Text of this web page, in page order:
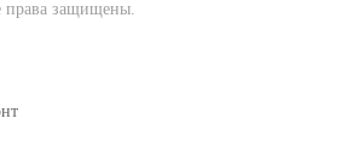
права защищены.